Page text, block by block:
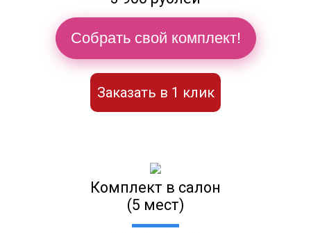
Собрать свой комплект!
Заказать в 1 клик
Комплект в салон
(5 мест)